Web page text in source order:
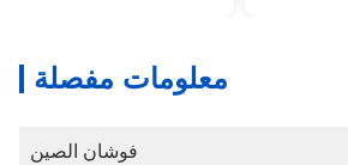
معلومات مفصلة
فوشان الصين